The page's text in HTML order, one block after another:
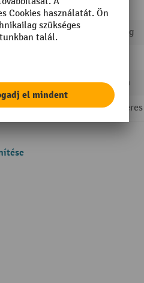
2000 kg
átmérő 80 mm
Egyszeres